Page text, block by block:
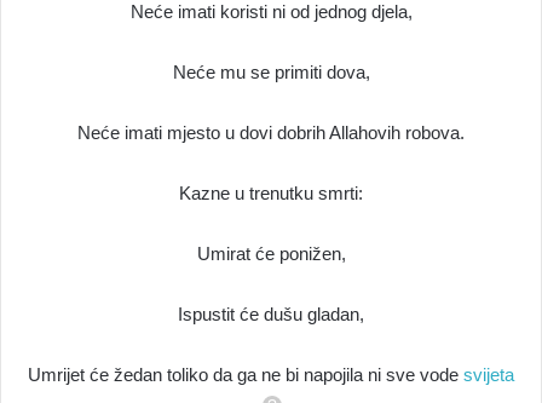
Neće imati koristi ni od jednog djela,
Neće mu se primiti dova,
Neće imati mjesto u dovi dobrih Allahovih robova.
Kazne u trenutku smrti:
Umirat će ponižen,
Ispustit će dušu gladan,
Umrijet će žedan toliko da ga ne bi napojila ni sve vode svijeta